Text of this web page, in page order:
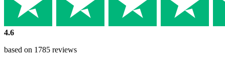
4.6
based on 1785 reviews